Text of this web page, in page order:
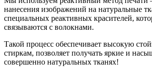
нанесения изображений на натуральные
специальных реактивных красителей,
связываются с волокнами.
Такой процесс обеспечивает высокую
стиркам, позволяет получать яркие и
совершенно натуральных тканях!